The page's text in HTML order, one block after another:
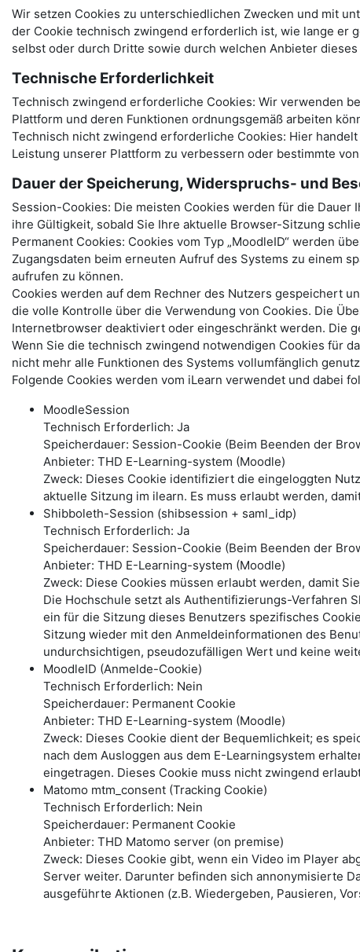
Wir setzen Cookies zu unterschiedlichen Zwecken und mit
der Cookie technisch zwingend erforderlich ist, wie lange er
selbst oder durch Dritte sowie durch welchen Anbieter
Technische Erforderlichkeit
Technisch zwingend erforderliche Cookies: Wir verwenden
Plattform und deren Funktionen ordnungsgemäß arbeiten
Technisch nicht zwingend erforderliche Cookies: Hier
Leistung unserer Plattform zu verbessern oder bestimmte
Dauer der Speicherung, Widerspruchs- und
Session-Cookies: Die meisten Cookies werden für die
ihre Gültigkeit, sobald Sie Ihre aktuelle Browser-Sitzung
Permanent Cookies: Cookies vom Typ „MoodleID“ werden
Zugangsdaten beim erneuten Aufruf des Systems zu einem
aufrufen zu können.
Cookies werden auf dem Rechner des Nutzers gespeichert
die volle Kontrolle über die Verwendung von Cookies. Die
Internetbrowser deaktiviert oder eingeschränkt werden. Die
Wenn Sie die technisch zwingend notwendigen Cookies für
nicht mehr alle Funktionen des Systems vollumfänglich
Folgende Cookies werden vom iLearn verwendet und dabei
MoodleSession
Technisch Erforderlich: Ja
Speicherdauer: Session-Cookie (Beim Beenden der
Anbieter: THD E-Learning-system (Moodle)
Zweck: Dieses Cookie identifiziert die eingeloggten
aktuelle Sitzung im ilearn. Es muss erlaubt werden,
Shibboleth-Session (shibsession + saml_idp)
Technisch Erforderlich: Ja
Speicherdauer: Session-Cookie (Beim Beenden der
Anbieter: THD E-Learning-system (Moodle)
Zweck: Diese Cookies müssen erlaubt werden, damit
Die Hochschule setzt als Authentifizierungs-Verfahren
ein für die Sitzung dieses Benutzers spezifisches
Sitzung wieder mit den Anmeldeinformationen des
undurchsichtigen, pseudozufälligen Wert und keine
MoodleID (Anmelde-Cookie)
Technisch Erforderlich: Nein
Speicherdauer: Permanent Cookie
Anbieter: THD E-Learning-system (Moodle)
Zweck: Dieses Cookie dient der Bequemlichkeit; es
nach dem Ausloggen aus dem E-Learningsystem
eingetragen. Dieses Cookie muss nicht zwingend
Matomo mtm_consent (Tracking Cookie)
Technisch Erforderlich: Nein
Speicherdauer: Permanent Cookie
Anbieter: THD Matomo server (on premise)
Zweck: Dieses Cookie gibt, wenn ein Video im Player
Server weiter. Darunter befinden sich annonymisierte
ausgeführte Aktionen (z.B. Wiedergeben, Pausieren,